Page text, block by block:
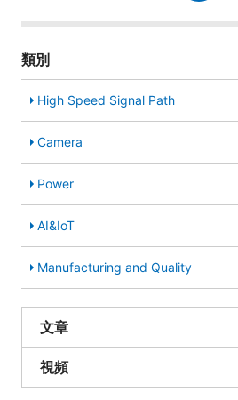
類別
High Speed Signal Path
Camera
Power
AI&IoT
Manufacturing and Quality
文章
視頻